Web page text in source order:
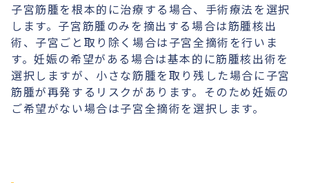
子宮筋腫を根本的に治療する場合、手術療法を選択
します。子宮筋腫のみを摘出する場合は筋腫核出
術、子宮ごと取り除く場合は子宮全摘術を行いま
す。妊娠の希望がある場合は基本的に筋腫核出術を
選択しますが、小さな筋腫を取り残した場合に子宮
筋腫が再発するリスクがあります。そのため妊娠の
ご希望がない場合は子宮全摘術を選択します。